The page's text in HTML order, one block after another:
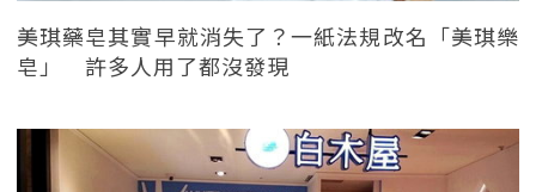
美琪藥皂其實早就消失了？一紙法規改名「美琪樂
皂」 許多人用了都沒發現